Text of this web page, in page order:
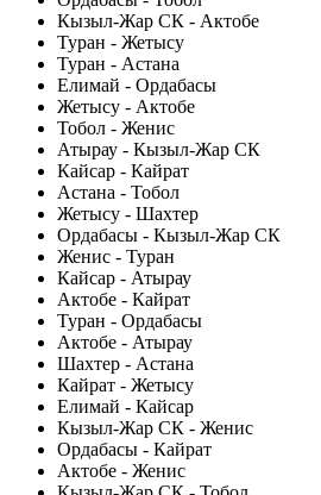
Кызыл-Жар СК - Актобе
Туран - Жетысу
Туран - Астана
Елимай - Ордабасы
Жетысу - Актобе
Тобол - Женис
Атырау - Кызыл-Жар СК
Кайсар - Кайрат
Астана - Тобол
Жетысу - Шахтер
Ордабасы - Кызыл-Жар СК
Женис - Туран
Кайсар - Атырау
Актобе - Кайрат
Туран - Ордабасы
Актобе - Атырау
Шахтер - Астана
Кайрат - Жетысу
Елимай - Кайсар
Кызыл-Жар СК - Женис
Ордабасы - Кайрат
Актобе - Женис